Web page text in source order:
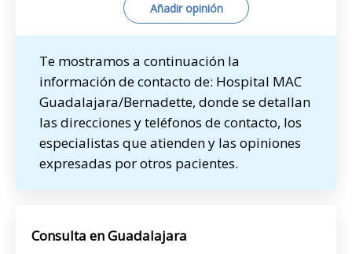
Añadir opinión
Te mostramos a continuación la
información de contacto de: Hospital MAC
Guadalajara/Bernadette, donde se detallan
las direcciones y teléfonos de contacto, los
especialistas que atienden y las opiniones
expresadas por otros pacientes.
Consulta en Guadalajara